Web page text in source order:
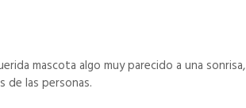
mascota algo muy parecido a una sonrisa,
las personas.